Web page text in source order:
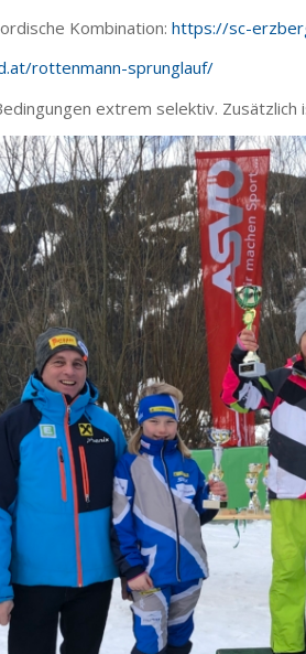
Kombination: https://sc-
rottenmann-sprunglauf/
extrem selektiv.